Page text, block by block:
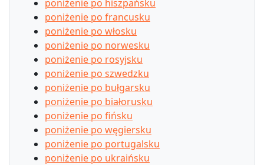
poniżenie po hiszpańsku
poniżenie po francusku
poniżenie po włosku
poniżenie po norwesku
poniżenie po rosyjsku
poniżenie po szwedzku
poniżenie po bułgarsku
poniżenie po białorusku
poniżenie po fińsku
poniżenie po węgiersku
poniżenie po portugalsku
poniżenie po ukraińsku